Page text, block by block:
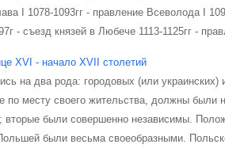
I 1078-1093гг - правление Всеволода I
- съезд князей в Любече 1113-1125гг -
XVI - начало XVII столетий
на два рода: городовых (или украинских)
по месту своего жительства, должны были
вторые были совершенно независимы.
были весьма своеобразными.